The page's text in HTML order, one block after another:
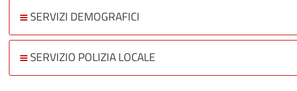
SERVIZI DEMOGRAFICI
SERVIZIO POLIZIA LOCALE